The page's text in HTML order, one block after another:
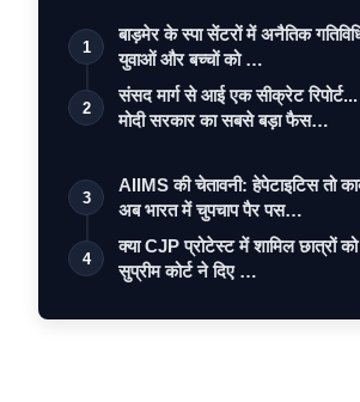
1
बाड़मेर के स्पा सेंटरों में अनैतिक
युवाओं और बच्चों को …
2
संसद मार्ग से आई एक सीक्रेट
मोदी सरकार का सबसे बड़ा फैस…
3
AIIMS की चेतावनी: हेपेटाइटिस तो
अब भारत में चुपचाप पैर पस…
4
क्या CJP प्रोटेस्ट में शामिल छात्रों को
सुप्रीम कोर्ट ने दिए …